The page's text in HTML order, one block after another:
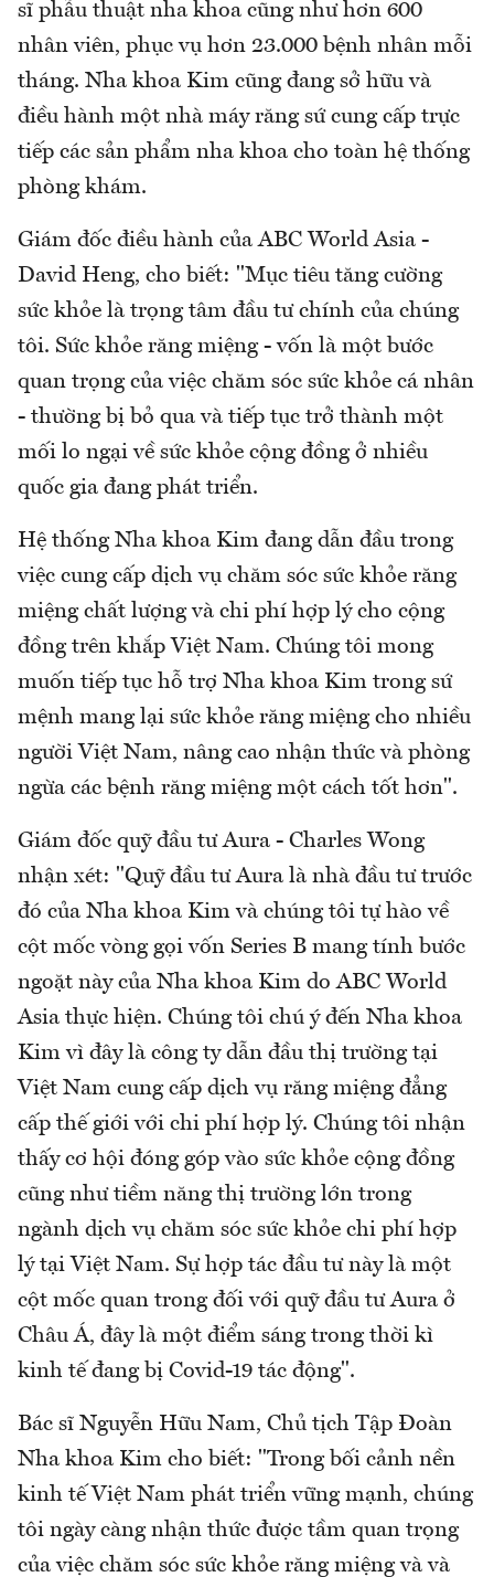
sĩ phẫu thuật nha khoa cũng như hơn 600
nhân viên, phục vụ hơn 23.000 bệnh nhân mỗi
tháng. Nha khoa Kim cũng đang sở hữu và
điều hành một nhà máy răng sứ cung cấp trực
tiếp các sản phẩm nha khoa cho toàn hệ thống
phòng khám.
Giám đốc điều hành của ABC World Asia -
David Heng, cho biết: "Mục tiêu tăng cường
sức khỏe là trọng tâm đầu tư chính của chúng
tôi. Sức khỏe răng miệng - vốn là một bước
quan trọng của việc chăm sóc sức khỏe cá nhân
- thường bị bỏ qua và tiếp tục trở thành một
mối lo ngại về sức khỏe cộng đồng ở nhiều
quốc gia đang phát triển.
Hệ thống Nha khoa Kim đang dẫn đầu trong
việc cung cấp dịch vụ chăm sóc sức khỏe răng
miệng chất lượng và chi phí hợp lý cho cộng
đồng trên khắp Việt Nam. Chúng tôi mong
muốn tiếp tục hỗ trợ Nha khoa Kim trong sứ
mệnh mang lại sức khỏe răng miệng cho nhiều
người Việt Nam, nâng cao nhận thức và phòng
ngừa các bệnh răng miệng một cách tốt hơn".
Giám đốc quỹ đầu tư Aura - Charles Wong
nhận xét: "Quỹ đầu tư Aura là nhà đầu tư trước
đó của Nha khoa Kim và chúng tôi tự hào về
cột mốc vòng gọi vốn Series B mang tính bước
ngoặt này của Nha khoa Kim do ABC World
Asia thực hiện. Chúng tôi chú ý đến Nha khoa
Kim vì đây là công ty dẫn đầu thị trường tại
Việt Nam cung cấp dịch vụ răng miệng đẳng
cấp thế giới với chi phí hợp lý. Chúng tôi nhận
thấy cơ hội đóng góp vào sức khỏe cộng đồng
cũng như tiềm năng thị trường lớn trong
ngành dịch vụ chăm sóc sức khỏe chi phí hợp
lý tại Việt Nam. Sự hợp tác đầu tư này là một
cột mốc quan trong đối với quỹ đầu tư Aura ở
Châu Á, đây là một điểm sáng trong thời kì
kinh tế đang bị Covid-19 tác động".
Bác sĩ Nguyễn Hữu Nam, Chủ tịch Tập Đoàn
Nha khoa Kim cho biết: "Trong bối cảnh nền
kinh tế Việt Nam phát triển vững mạnh, chúng
tôi ngày càng nhận thức được tầm quan trọng
của việc chăm sóc sức khỏe răng miệng và và